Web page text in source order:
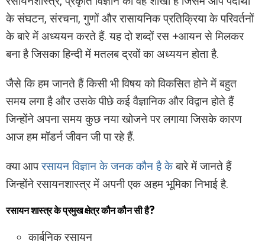
के संघटन, संरचना, गुणों और रासायनिक प्रतिक्रिया के परिवर्तनों
के बारे में अध्ययन करते हैं. यह दो शब्दों रस +आयन से मिलकर
बना है जिसका हिन्दी में मतलब द्रवों का अध्ययन होता है.
जैसे कि हम जानते हैं किसी भी विषय को विकसित होने में बहुत
समय लगा है और उसके पीछे कई वैज्ञानिक और विद्वान होते हैं
जिन्होंने अपना समय कुछ नया खोजने पर लगाया जिसके कारण
आज हम मॉडर्न जीवन जी पा रहे हैं.
क्या आपरसायन विज्ञान के जनक कौन है केबारे में जानते हैं
जिन्होंने रसायनशास्त्र में अपनी एक अहम भूमिका निभाई है.
रसायन शास्त्र के प्रमुख क्षेत्र कौन कौन सी है?
कार्बनिक रसायन